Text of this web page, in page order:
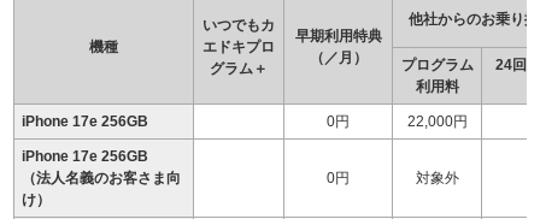
機種
いつでもカ
エドキプロ
グラム＋
早期利用特典
（／月）
他社からのお乗り
プログラム
利用料
24回
iPhone 17e 256GB 0円 22,000円
iPhone 17e 256GB
（法人名義のお客さま向
け）
0円 対象外